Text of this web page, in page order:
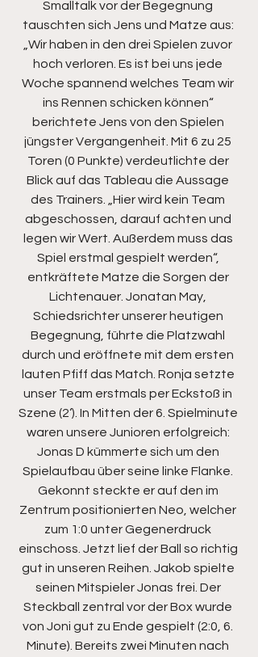
Smalltalk vor der Begegnung
tauschten sich Jens und Matze aus:
„Wir haben in den drei Spielen zuvor
hoch verloren. Es ist bei uns jede
Woche spannend welches Team wir
ins Rennen schicken können“
berichtete Jens von den Spielen
jüngster Vergangenheit. Mit 6 zu 25
Toren (0 Punkte) verdeutlichte der
Blick auf das Tableau die Aussage
des Trainers. „Hier wird kein Team
abgeschossen, darauf achten und
legen wir Wert. Außerdem muss das
Spiel erstmal gespielt werden“,
entkräftete Matze die Sorgen der
Lichtenauer. Jonatan May,
Schiedsrichter unserer heutigen
Begegnung, führte die Platzwahl
durch und eröffnete mit dem ersten
lauten Pfiff das Match. Ronja setzte
unser Team erstmals per Eckstoß in
Szene (2‘). In Mitten der 6. Spielminute
waren unsere Junioren erfolgreich:
Jonas D kümmerte sich um den
Spielaufbau über seine linke Flanke.
Gekonnt steckte er auf den im
Zentrum positionierten Neo, welcher
zum 1:0 unter Gegenerdruck
einschoss. Jetzt lief der Ball so richtig
gut in unseren Reihen. Jakob spielte
seinen Mitspieler Jonas frei. Der
Steckball zentral vor der Box wurde
von Joni gut zu Ende gespielt (2:0, 6.
Minute). Bereits zwei Minuten nach